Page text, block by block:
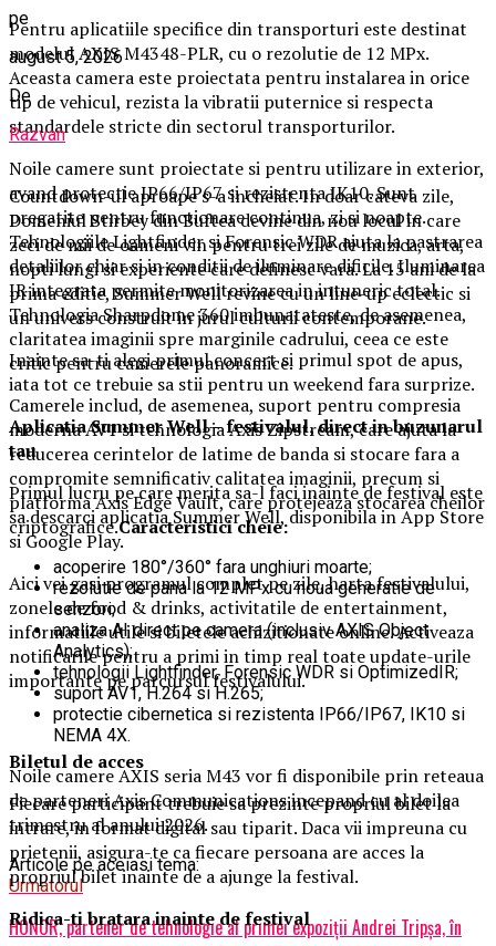
Pentru aplicatiile specifice din transporturi este destinat
modelul AXIS M4348-PLR, cu o rezolutie de 12 MPx.
Aceasta camera este proiectata pentru instalarea in orice
tip de vehicul, rezista la vibratii puternice si respecta
standardele stricte din sectorul transporturilor.
Noile camere sunt proiectate si pentru utilizare in exterior,
avand protectie IP66/IP67 si rezistenta IK10. Sunt
pregatite pentru functionare continua, zi si noapte.
Tehnologiile Lightfinder si Forensic WDR ajuta la pastrarea
detaliilor chiar si in conditii de iluminare dificile. Iluminarea
IR integrata permite monitorizarea in intuneric total.
Tehnologia Sharpdome 360 imbunatateste, de asemenea,
claritatea imaginii spre marginile cadrului, ceea ce este
critic pentru camerele panoramice.
Camerele includ, de asemenea, suport pentru compresia
moderna AV1 si tehnologia Axis Zipstream, care ajuta la
reducerea cerintelor de latime de banda si stocare fara a
compromite semnificativ calitatea imaginii, precum si
platforma Axis Edge Vault, care protejeaza stocarea cheilor
criptografice.Caracteristici cheie:
acoperire 180°/360° fara unghiuri moarte;
rezolutie de pana la 12 MPx cu noua generatie de
senzori;
analiza AI direct pe camera (inclusiv AXIS Object
Analytics);
tehnologii Lightfinder, Forensic WDR si OptimizedIR;
suport AV1, H.264 si H.265;
protectie cibernetica si rezistenta IP66/IP67, IK10 si
NEMA 4X.
Noile camere AXIS seria M43 vor fi disponibile prin reteaua
de parteneri Axis Communications incepand cu al doilea
trimestru al anului 2026.
Articole pe aceiasi tema:
Urmatorul
HONOR, partener de tehnologie al primei expoziții Andrei Tripșa, în
pe
august 5, 2026
De
Razvan
Countdown-ul aproape s-a incheiat. In doar cateva zile,
Domeniul Stirbey din Buftea devine din nou locul in care
zeci de mii de oameni vin pentru trei zile de muzica, arta,
nopti lungi si experiente care definesc vara. La 15 ani de la
prima editie, Summer Well revine cu un line-up eclectic si
un univers construit in jurul culturii contemporane.
Inainte sa-ti alegi primul concert si primul spot de apus,
iata tot ce trebuie sa stii pentru un weekend fara surprize.
Aplicatia Summer Well– festivalul, direct in buzunarul
tau
Primul lucru pe care merita sa-l faci inainte de festival este
sa descarci aplicatia Summer Well, disponibila in App Store
si Google Play.
Aici vei gasi programul complet pe zile, harta festivalului,
zonele de food & drinks, activitatile de entertainment,
informatiile utile si biletele achizitionate online. Activeaza
notificarile pentru a primi in timp real toate update-urile
importante pe parcursul festivalului.
Biletul de acces
Fiecare participant trebuie sa prezinte propriul bilet la
intrare, in format digital sau tiparit. Daca vii impreuna cu
prietenii, asigura-te ca fiecare persoana are acces la
propriul bilet inainte de a ajunge la festival.
Ridica-ti bratarainainte de festival